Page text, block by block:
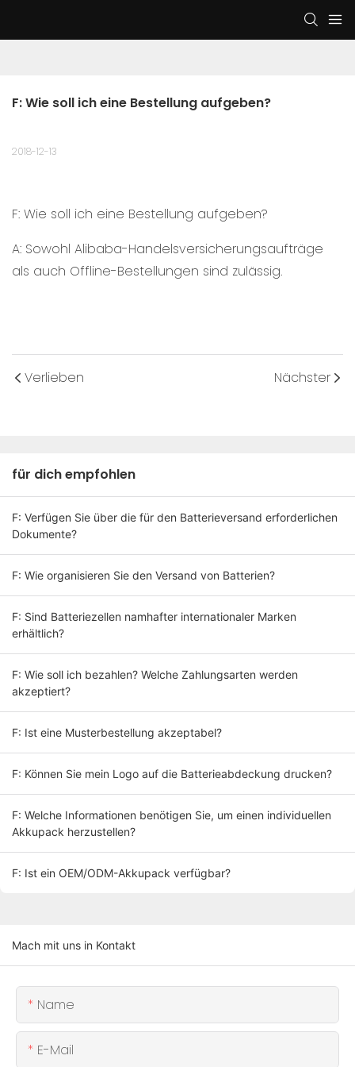
F: Wie soll ich eine Bestellung aufgeben?
2018-12-13
F: Wie soll ich eine Bestellung aufgeben?
A: Sowohl Alibaba-Handelsversicherungsaufträge
als auch Offline-Bestellungen sind zulässig.
Verlieben Nächster
für dich empfohlen
F: Verfügen Sie über die für den Batterieversand erforderlichen
Dokumente?
F: Wie organisieren Sie den Versand von Batterien?
F: Sind Batteriezellen namhafter internationaler Marken
erhältlich?
F: Wie soll ich bezahlen? Welche Zahlungsarten werden
akzeptiert?
F: Ist eine Musterbestellung akzeptabel?
F: Können Sie mein Logo auf die Batterieabdeckung drucken?
F: Welche Informationen benötigen Sie, um einen individuellen
Akkupack herzustellen?
F: Ist ein OEM/ODM-Akkupack verfügbar?
Mach mit uns in Kontakt
Name
E-Mail